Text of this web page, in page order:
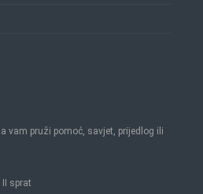
vam pruži pomoć, savjet, prijedlog ili
sprat